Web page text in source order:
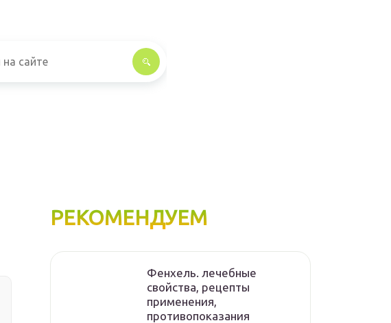
РЕКОМЕНДУЕМ
Фенхель. лечебные
свойства, рецепты
применения,
противопоказания